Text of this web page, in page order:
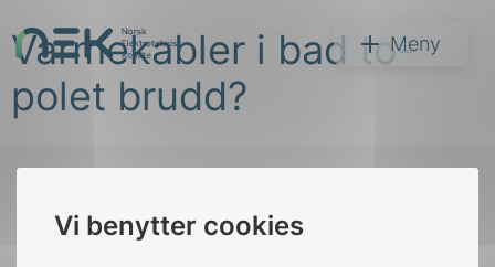
Vi benytter cookies
til
innhold
NEK Meny
Søk
Varmekabler i bad to-
polet brudd?